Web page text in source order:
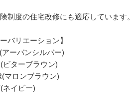
制度の住宅改修にも適応しています。
ーバリエーション】
アーバンシルバー)
ビターブラウン)
マロンブラウン)
ネイビー)